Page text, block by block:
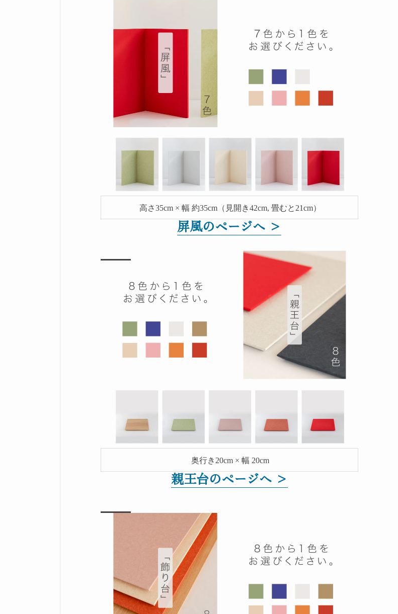
高さ35cm × 幅 約35cm（見開き42cm, 畳むと21cm）
屏風のページへ >
奥行き 20cm × 幅 20cm
親王台のページへ >